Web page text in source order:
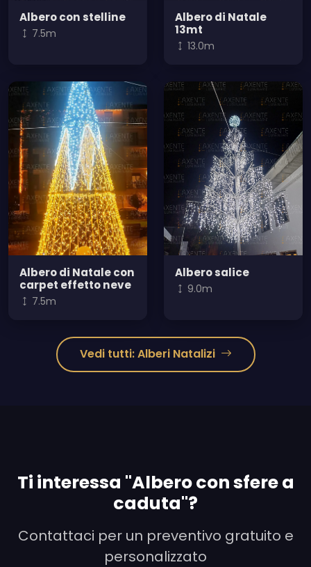
Albero con stelline
7.5m
Albero di Natale
13mt
13.0m
Albero di Natale con
carpet effetto neve
7.5m
Albero salice
9.0m
Vedi tutti: Alberi Natalizi
Ti interessa "Albero con sfere a
caduta"?
Contattaci per un preventivo gratuito e
personalizzato